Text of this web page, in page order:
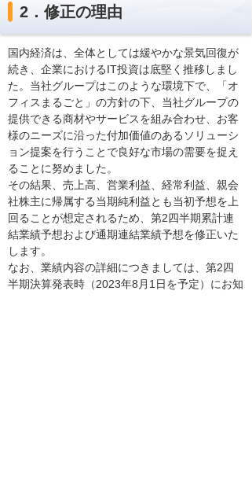
2．修正の理由
国内経済は、全体としては緩やかな景気回復が
続き、企業におけるIT投資は底堅く推移しまし
た。当社グループはこのような環境下で、「オ
フィスまるごと」の方針の下、当社グループの
提供できる商材やサービスを組み合わせ、お客
様のニーズに沿った付加価値のあるソリューシ
ョン提案を行うことで良好な市場の需要を捉え
ることに努めました。
その結果、売上高、営業利益、経常利益、親会
社株主に帰属する当期純利益とも当初予想を上
回ることが想定されるため、第2四半期累計連
結業績予想および通期連結業績予想を修正いた
します。
なお、業績内容の詳細につきましては、第2四
半期決算発表時（2023年8月1日を予定）にお知